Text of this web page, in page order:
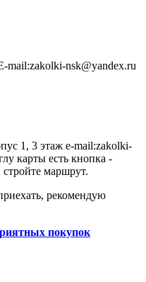
mail:zakolki-nsk@yandex.ru
1, 3 этаж e-mail:zakolki-
карты есть кнопка -
маршрут.
рекомендую
покупок